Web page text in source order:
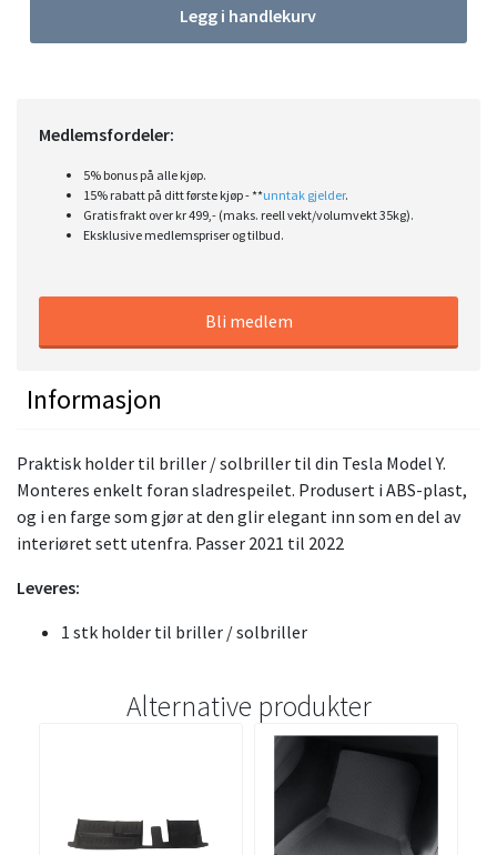
Legg i handlekurv
Medlemsfordeler:
5% bonus på alle kjøp.
15% rabatt på ditt første kjøp - **unntak gjelder.
Gratis frakt over kr 499,- (maks. reell vekt/volumvekt 35kg).
Eksklusive medlemspriser og tilbud.
Bli medlem
Informasjon
Praktisk holder til briller / solbriller til din Tesla Model Y.
Monteres enkelt foran sladrespeilet. Produsert i ABS-plast,
og i en farge som gjør at den glir elegant inn som en del av
interiøret sett utenfra. Passer 2021 til 2022
Leveres:
1 stk holder til briller / solbriller
Alternative produkter